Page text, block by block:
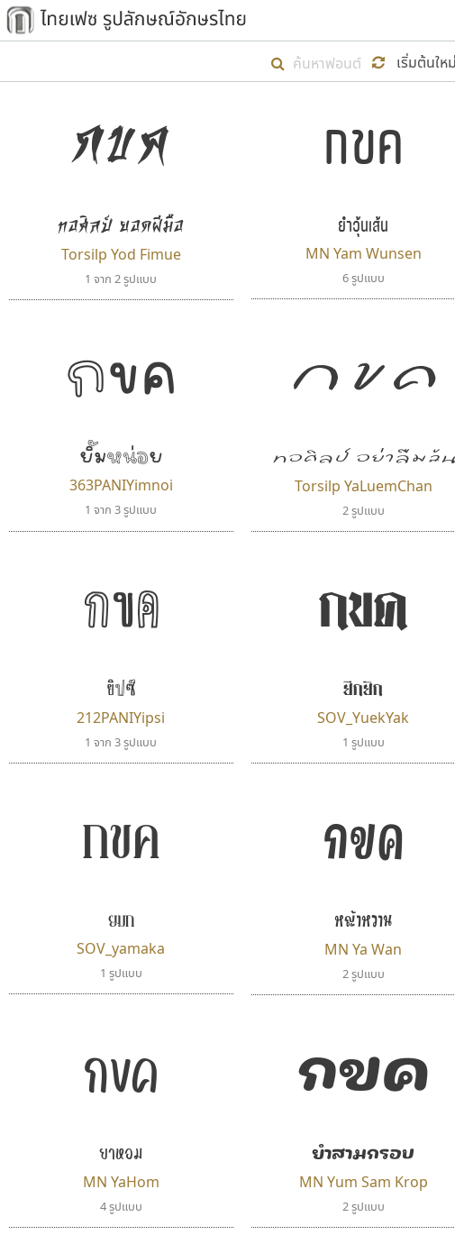
เริ่มต้นใหม่
เริ่ม ไทยเฟซ นี้ขึ้นมา
เป้าหมายที่ยังคงดำเนินไปอยู่ คือการเพิ่มฟ
ไม่ต่ำกว่า ๔๐๐ ฟอนต์ในระบบ หวังว่า นอกจ
ผู้ออกแบบฟ
คุณแอน ป
ตัวอักษรไม่มีหัวขมวด
ฟอนต์ยอดนิยม
อัตลักษณ์องค์กร
แบบตัวดิสเพลย์
แบบตัวประดิษฐ์
แบบตัวมีเชิงฐาน
9 E F
กขค
ทอศิลป์ ยอดฝีมือ
Torsilp Yod Fimue
1 จาก 2 รูปแบบ
กขค
ยำวุ้นเส้น
MN Yam Wunsen
6 รูปแบบ
กขค
ยิ้มหน่อย
363PANIYimnoi
1 จาก 3 รูปแบบ
กขค
ทอศิลป์ อย่าลืมฉัน
Torsilp YaLuemChan
2 รูปแบบ
กขค
ยิปซี
212PANIYipsi
1 จาก 3 รูปแบบ
กขค
ยึกยัก
SOV_YuekYak
1 รูปแบบ
กขค
ยมก
SOV_yamaka
1 รูปแบบ
กขค
หญ้าหวาน
MN Ya Wan
2 รูปแบบ
กขค
ยาหอม
MN YaHom
4 รูปแบบ
กขค
ยำสามกรอบ
MN Yum Sam Krop
2 รูปแบบ